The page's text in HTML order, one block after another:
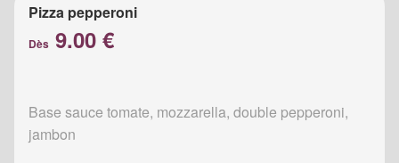
Pizza pepperoni
Dès 9.00 €
Base sauce tomate, mozzarella, double pepperoni,
jambon